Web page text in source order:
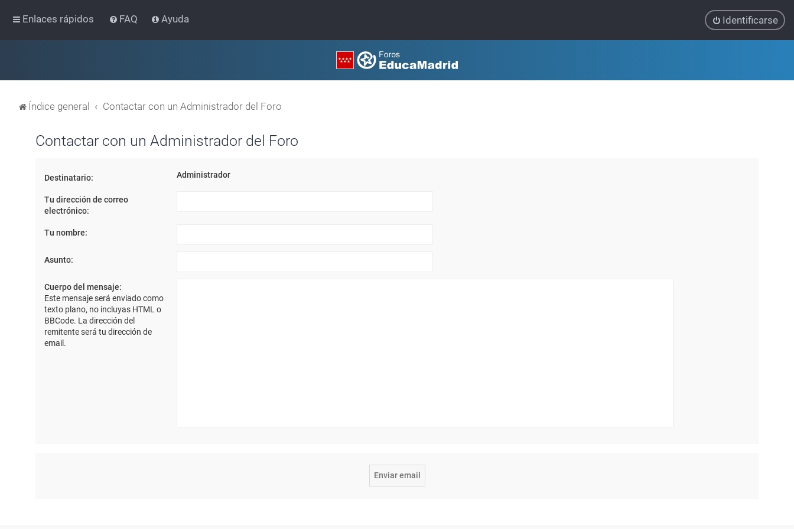
Enlaces rápidos FAQ Ayuda Identificarse
Índice general Contactar con un Administrador del Foro
Contactar con un Administrador del Foro
Destinatario: Administrador
Tu dirección de correo
electrónico:
Tu nombre:
Asunto:
Cuerpo del mensaje:
Este mensaje será enviado como
texto plano, no incluyas HTML o
BBCode. La dirección del
remitente será tu dirección de
email.